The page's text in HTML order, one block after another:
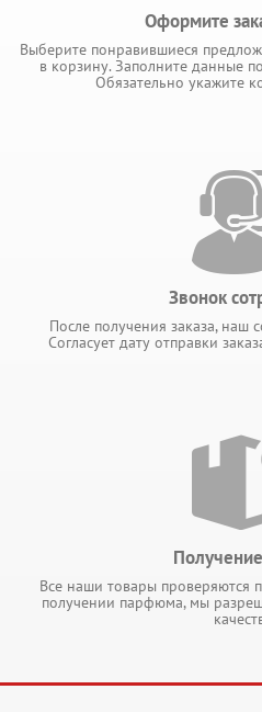
Оформите
Выберите понравившиеся
в корзину. Заполните данные
Обязательно укажите
Звонок
После получения заказа, наш
Согласует дату отправки
Все наши товары проверяются
получении парфюма, мы